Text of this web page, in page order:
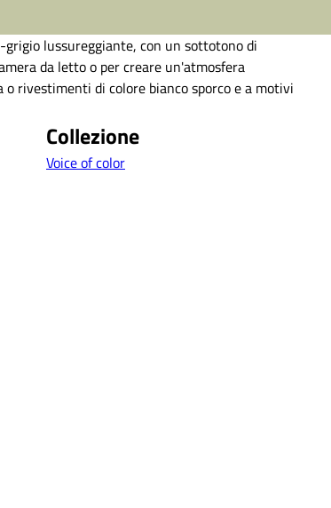
lussureggiante, con un sottotono di
da letto o per creare un'atmosfera
rivestimenti di colore bianco sporco e a motivi
Collezione
Voice of color